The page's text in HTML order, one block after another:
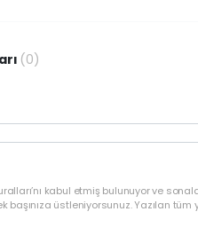
(0)
kabul etmiş bulunuyor ve
başınıza üstleniyorsunuz. Yazılan